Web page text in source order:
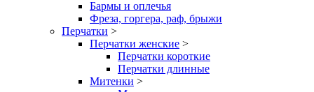
Бармы и оплечья
Фреза, горгера, раф, брыжи
Перчатки >
Перчатки женские >
Перчатки короткие
Перчатки длинные
Митенки >